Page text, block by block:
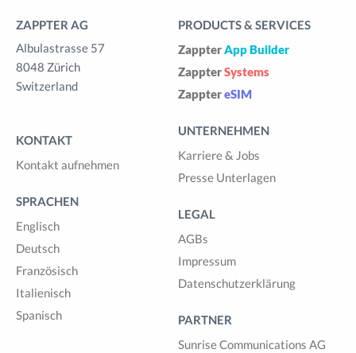
ZAPPTER AG
Albulastrasse 57
8048 Zürich
Switzerland
KONTAKT
Kontakt aufnehmen
SPRACHEN
Englisch
Deutsch
Französisch
Italienisch
Spanisch
PRODUCTS & SERVICES
ZappterApp Builder
ZappterSystems
ZapptereSIM
UNTERNEHMEN
Karriere & Jobs
Presse Unterlagen
LEGAL
AGBs
Impressum
Datenschutzerklärung
PARTNER
Sunrise Communications AG